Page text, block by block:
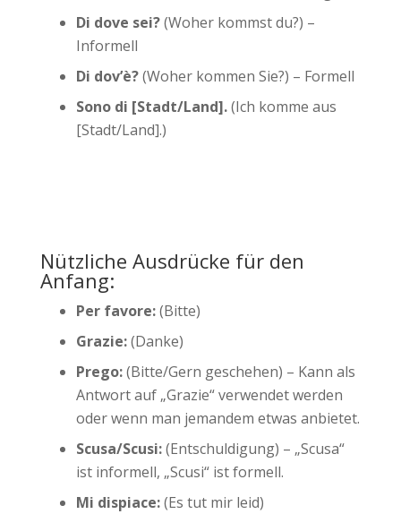
Di dove sei?(Woher kommst du?) –
Informell
Di dov’è?(Woher kommen Sie?) – Formell
Sono di [Stadt/Land].(Ich komme aus
[Stadt/Land].)
Nützliche Ausdrücke für den
Anfang:
Per favore:(Bitte)
Grazie:(Danke)
Prego:(Bitte/Gern geschehen) – Kann als
Antwort auf „Grazie“ verwendet werden
oder wenn man jemandem etwas anbietet.
Scusa/Scusi:(Entschuldigung) – „Scusa“
ist informell, „Scusi“ ist formell.
Mi dispiace:(Es tut mir leid)